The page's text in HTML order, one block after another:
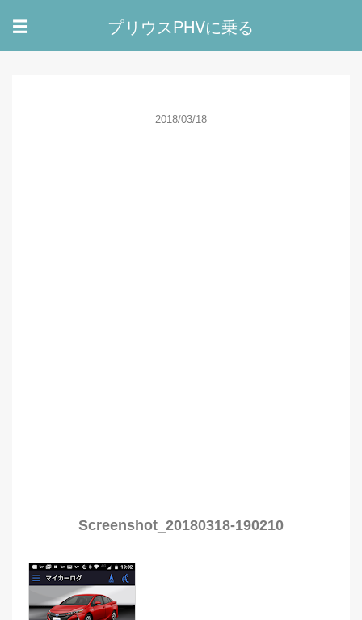
☰ プリウスPHVに乗る
2018/03/18
Screenshot_20180318-190210